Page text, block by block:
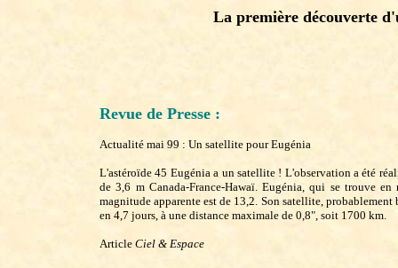
La première découverte
Revue de Presse :
Actualité mai 99 : Un satellite pour Eugénia
L'astéroïde 45 Eugénia a un satellite ! L'observation a été
de 3,6 m Canada-France-Hawaï. Eugénia, qui se trouve
magnitude apparente est de 13,2. Son satellite,
en 4,7 jours, à une distance maximale de 0,8", soit 1700 km.
Article Ciel & Espace